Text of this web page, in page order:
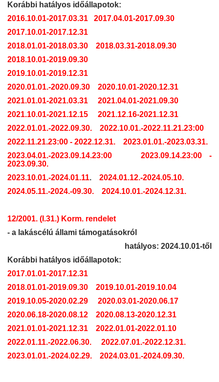
Korábbi hatályos időállapotok:
2016.10.01-2017.03.31
2017.04.01-2017.09.30
2017.10.01-2017.12.31
2018.01.01-2018.03.30
2018.03.31-2018.09.30
2018.10.01-2019.09.30
2019.10.01-2019.12.31
2020.01.01.-2020.09.30
2020.10.01-2020.12.31
2021.01.01-2021.03.31
2021.04.01-2021.09.30
2021.10.01-2021.12.15
2021.12.16-2021.12.31
2022.01.01.-2022.09.30.
2022.10.01.-2022.11.21.23:00
2022.11.21.23:00 - 2022.12.31.
2023.01.01.-2023.03.31.
2023.04.01.-2023.09.14.23:00
2023.09.14.23:00 -
2023.09.30.
2023.10.01.-2024.01.11. 2024.01.12.-2024.05.10.
2024.05.11.-2024.-09.30.
2024.10.01.-2024.12.31.
12/2001. (I.31.) Korm. rendelet
- a lakáscélú állami támogatásokról
hatályos: 2024.10.01-től
Korábbi hatályos időállapotok:
2017.01.01-2017.12.31
2018.01.01-2019.09.30
2019.10.01-2019.10.04
2019.10.05-2020.02.29
2020.03.01-2020.06.17
2020.06.18-2020.08.12
2020.08.13-2020.12.31
2021.01.01-2021.12.31
2022.01.01-2022.01.10
2022.01.11.-2022.06.30.
2022.07.01.-2022.12.31.
2023.01.01.-2024.02.29.
2024.03.01.-2024.09.30.